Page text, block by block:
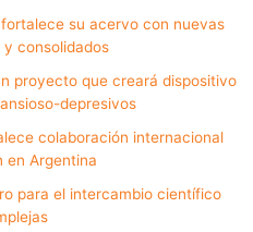
su acervo con nuevas
consolidados
proyecto que creará dispositivo
depresivos
colaboración internacional
en Argentina
para el intercambio científico